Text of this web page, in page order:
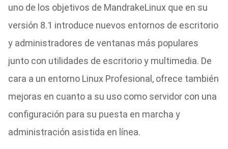
uno de los objetivos de MandrakeLinux que en su
versión 8.1 introduce nuevos entornos de escritorio
y administradores de ventanas más populares
junto con utilidades de escritorio y multimedia. De
cara a un entorno Linux Profesional, ofrece también
mejoras en cuanto a su uso como servidor con una
configuración para su puesta en marcha y
administración asistida en línea.